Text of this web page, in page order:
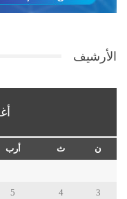
الأرشيف
ن ث أرب
3
4
5